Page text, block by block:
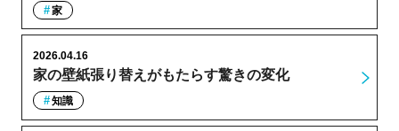
家
家の壁紙張り替えがもたらす驚きの変化
2026.04.16
知識